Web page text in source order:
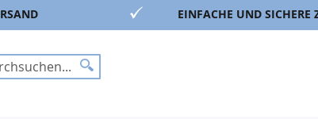
EINFACHE UND SICHERE
Suche